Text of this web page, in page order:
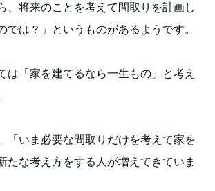
、将来のことを考えて間取りを計画し
では？」というものがあるようです。
は「家を建てるなら一生もの」と考え
「いま必要な間取りだけを考えて家を
たな考え方をする人が増えてきていま